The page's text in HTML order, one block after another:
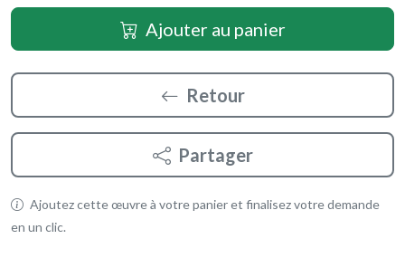
Ajouter au panier
Retour
Partager
Ajoutez cette œuvre à votre panier et finalisez votre demande
en un clic.